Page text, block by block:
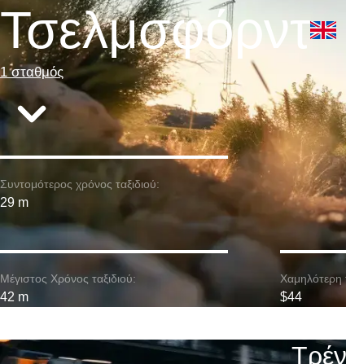
Τσελμσφόρντ
1 σταθμός
Συντομότερος χρόνος ταξιδιού:
29 m
Μέγιστος Χρόνος ταξιδιού:
42 m
Χαμηλότερη
$44